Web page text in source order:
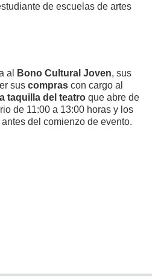
de escuelas de artes
al Bono Cultural Joven, sus
sus compras con cargo al
taquilla del teatro que abre de
de 11:00 a 13:00 horas y los
del comienzo de evento.